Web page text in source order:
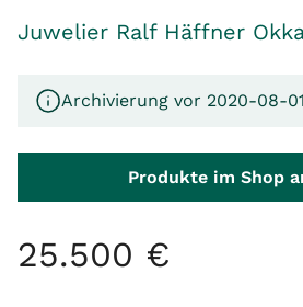
Juwelier Ralf Häffner
Archivierung vor 2020-08-01
Produkte im Shop
25.500 €